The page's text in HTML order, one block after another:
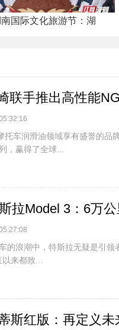
国际文化旅游节：湖
托车润滑油领域享有盛誉的品
，赢得了全球...
拉Model 3：6万
的浪潮中，特斯拉无疑是引
来都致...
斯红版：再定义未